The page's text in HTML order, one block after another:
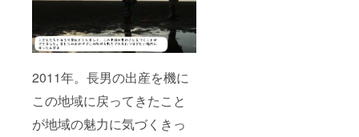
2011年。長男の出産を機に
この地域に戻ってきたこと
が地域の魅力に気づくきっ